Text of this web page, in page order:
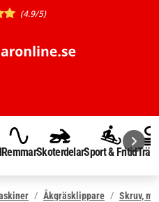
(4.9/5)
RemmarSkoterdelarSport & Fritid
Åkgräsklippare Skruv,